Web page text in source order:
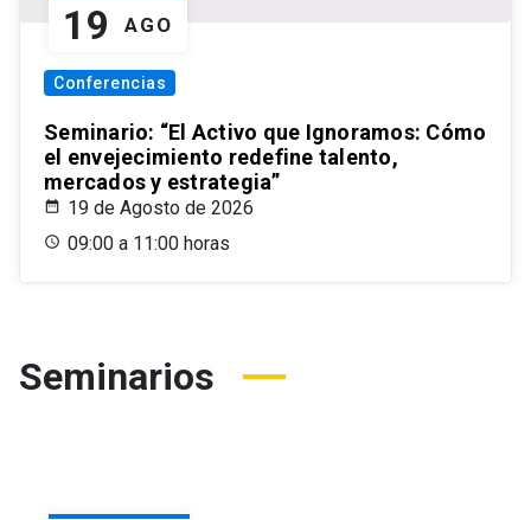
19 AGO
Conferencias
Seminario: “El Activo que Ignoramos: Cómo
el envejecimiento redefine talento,
mercados y estrategia”
19 de Agosto de 2026
09:00 a 11:00 horas
Seminarios